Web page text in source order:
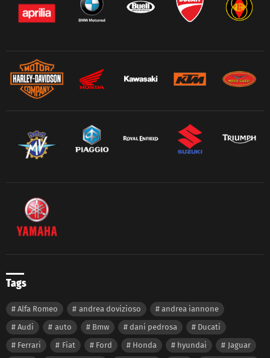
Tags
Alfa Romeo andrea dovizioso
andrea iannone
Audi
auto Bmw dani pedrosa
Ducati
Ferrari
Fiat Ford Honda hyundai
Jaguar